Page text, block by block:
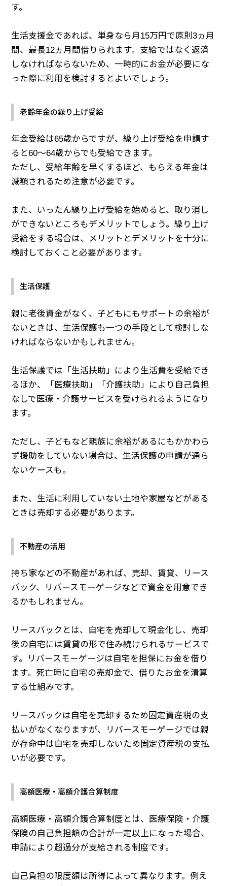
す。
生活支援金であれば、単身なら月15万円で原則3ヵ月
間、最長12ヵ月間借りられます。支給ではなく返済
しなければならないため、一時的にお金が必要にな
った際に利用を検討するとよいでしょう。
老齢年金の繰り上げ受給
年金受給は65歳からですが、繰り上げ受給を申請す
ると60～64歳からでも受給できます。
ただし、受給年齢を早くするほど、もらえる年金は
減額されるため注意が必要です。
また、いったん繰り上げ受給を始めると、取り消し
ができないところもデメリットでしょう。繰り上げ
受給をする場合は、メリットとデメリットを十分に
検討しておくこと必要があります。
生活保護
親に老後資金がなく、子どもにもサポートの余裕が
ないときは、生活保護も一つの手段として検討しな
ければならないかもしれません。
生活保護では「生活扶助」により生活費を受給でき
るほか、「医療扶助」「介護扶助」により自己負担
なしで医療・介護サービスを受けられるようになり
ます。
ただし、子どもなど親族に余裕があるにもかかわら
ず援助をしていない場合は、生活保護の申請が通ら
ないケースも。
また、生活に利用していない土地や家屋などがある
ときは売却する必要があります。
不動産の活用
持ち家などの不動産があれば、売却、賃貸、リース
バック、リバースモーゲージなどで資金を用意でき
るかもしれません。
リースバックとは、自宅を売却して現金化し、売却
後の自宅には賃貸の形で住み続けられるサービスで
す。リバースモーゲージは自宅を担保にお金を借り
ます。死亡時に自宅の売却金で、借りたお金を清算
する仕組みです。
リースバックは自宅を売却するため固定資産税の支
払いがなくなりますが、リバースモーゲージでは親
が存命中は自宅を売却しないため固定資産税の支払
いが必要です。
高額医療・高額介護合算制度
高額医療・高額介護合算制度とは、医療保険・介護
保険の自己負担額の合計が一定以上になった場合、
申請により超過分が支給される制度です。
自己負担の限度額は所得によって異なります。例え